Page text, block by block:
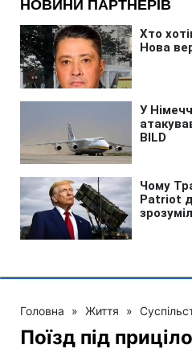
Головна » Життя »
Поїзд під